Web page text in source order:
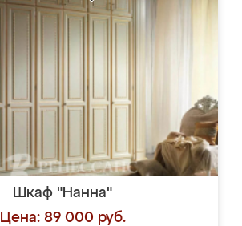
Шкаф "Нанна"
Цена: 89 000 руб.